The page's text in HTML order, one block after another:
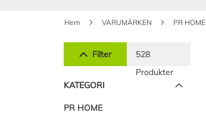
Hem VARUMÄRKEN PR HOME
Filter
528
Produkter
KATEGORI
PR HOME